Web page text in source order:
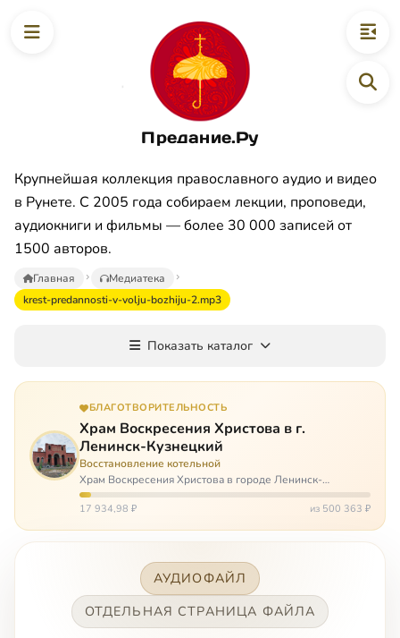
Предание.Ру
Крупнейшая коллекция православного аудио и видео
в Рунете. С 2005 года собираем лекции, проповеди,
аудиокниги и фильмы — более 30 000 записей от
1500 авторов.
Главная
Медиатека
krest-predannosti-v-volju-bozhiju-2.mp3
Показать каталог
БЛАГОТВОРИТЕЛЬНОСТЬ
Храм Воскресения Христова в г.
Ленинск-Кузнецкий
Восстановление котельной
Храм Воскресения Христова в городе Ленинск-
Кузнецкий в Кемеровской области – совсем новый, он
открылся всего 20 назад. И сейчас храм может вообще
17 934,98 ₽ из 500 363 ₽
АУДИОФАЙЛ
ОТДЕЛЬНАЯ СТРАНИЦА ФАЙЛА